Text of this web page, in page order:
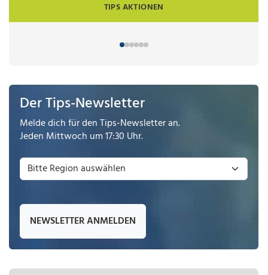
TIPS AKTIONEN
Der Tips-Newsletter
Melde dich für den Tips-Newsletter an.
Jeden Mittwoch um 17:30 Uhr.
NEWSLETTER ANMELDEN